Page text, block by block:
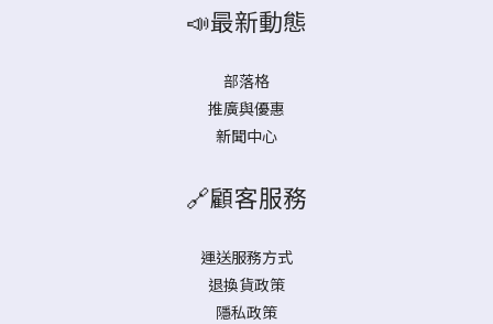
📣最新動態
部落格
推廣與優惠
新聞中心
🔗顧客服務
運送服務方式
退換貨政策
隱私政策